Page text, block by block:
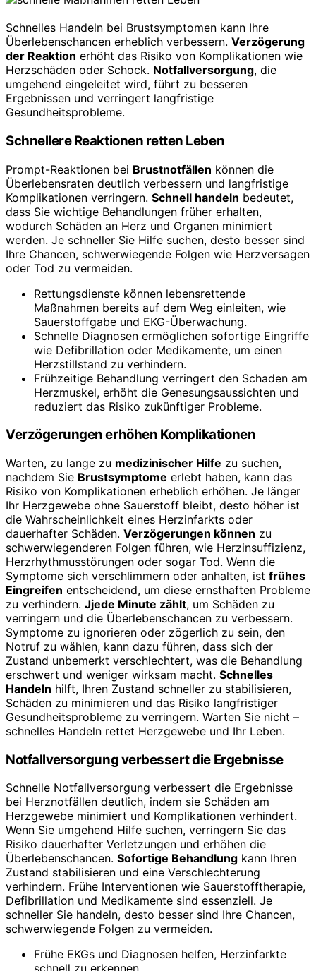
Schnelles Handeln bei Brustsymptomen kann Ihre
Überlebenschancen erheblich verbessern. Verzögerung
der Reaktion erhöht das Risiko von Komplikationen wie
Herzschäden oder Schock. Notfallversorgung, die
umgehend eingeleitet wird, führt zu besseren
Ergebnissen und verringert langfristige
Gesundheitsprobleme.
Schnellere Reaktionen retten Leben
Prompt-Reaktionen bei Brustnotfällen können die
Überlebensraten deutlich verbessern und langfristige
Komplikationen verringern. Schnell handeln bedeutet,
dass Sie wichtige Behandlungen früher erhalten,
wodurch Schäden an Herz und Organen minimiert
werden. Je schneller Sie Hilfe suchen, desto besser sind
Ihre Chancen, schwerwiegende Folgen wie Herzversagen
oder Tod zu vermeiden.
Rettungsdienste können lebensrettende
Maßnahmen bereits auf dem Weg einleiten, wie
Sauerstoffgabe und EKG-Überwachung.
Schnelle Diagnosen ermöglichen sofortige Eingriffe
wie Defibrillation oder Medikamente, um einen
Herzstillstand zu verhindern.
Frühzeitige Behandlung verringert den Schaden am
Herzmuskel, erhöht die Genesungsaussichten und
reduziert das Risiko zukünftiger Probleme.
Verzögerungen erhöhen Komplikationen
Warten, zu lange zu medizinischer Hilfe zu suchen,
nachdem Sie Brustsymptome erlebt haben, kann das
Risiko von Komplikationen erheblich erhöhen. Je länger
Ihr Herzgewebe ohne Sauerstoff bleibt, desto höher ist
die Wahrscheinlichkeit eines Herzinfarkts oder
dauerhafter Schäden. Verzögerungen können zu
schwerwiegenderen Folgen führen, wie Herzinsuffizienz,
Herzrhythmusstörungen oder sogar Tod. Wenn die
Symptome sich verschlimmern oder anhalten, ist frühes
Eingreifen entscheidend, um diese ernsthaften Probleme
zu verhindern. Jjede Minute zählt, um Schäden zu
verringern und die Überlebenschancen zu verbessern.
Symptome zu ignorieren oder zögerlich zu sein, den
Notruf zu wählen, kann dazu führen, dass sich der
Zustand unbemerkt verschlechtert, was die Behandlung
erschwert und weniger wirksam macht. Schnelles
Handeln hilft, Ihren Zustand schneller zu stabilisieren,
Schäden zu minimieren und das Risiko langfristiger
Gesundheitsprobleme zu verringern. Warten Sie nicht –
schnelles Handeln rettet Herzgewebe und Ihr Leben.
Notfallversorgung verbessert die Ergebnisse
Schnelle Notfallversorgung verbessert die Ergebnisse
bei Herznotfällen deutlich, indem sie Schäden am
Herzgewebe minimiert und Komplikationen verhindert.
Wenn Sie umgehend Hilfe suchen, verringern Sie das
Risiko dauerhafter Verletzungen und erhöhen die
Überlebenschancen. Sofortige Behandlung kann Ihren
Zustand stabilisieren und eine Verschlechterung
verhindern. Frühe Interventionen wie Sauerstofftherapie,
Defibrillation und Medikamente sind essenziell. Je
schneller Sie handeln, desto besser sind Ihre Chancen,
schwerwiegende Folgen zu vermeiden.
Frühe EKGs und Diagnosen helfen, Herzinfarkte